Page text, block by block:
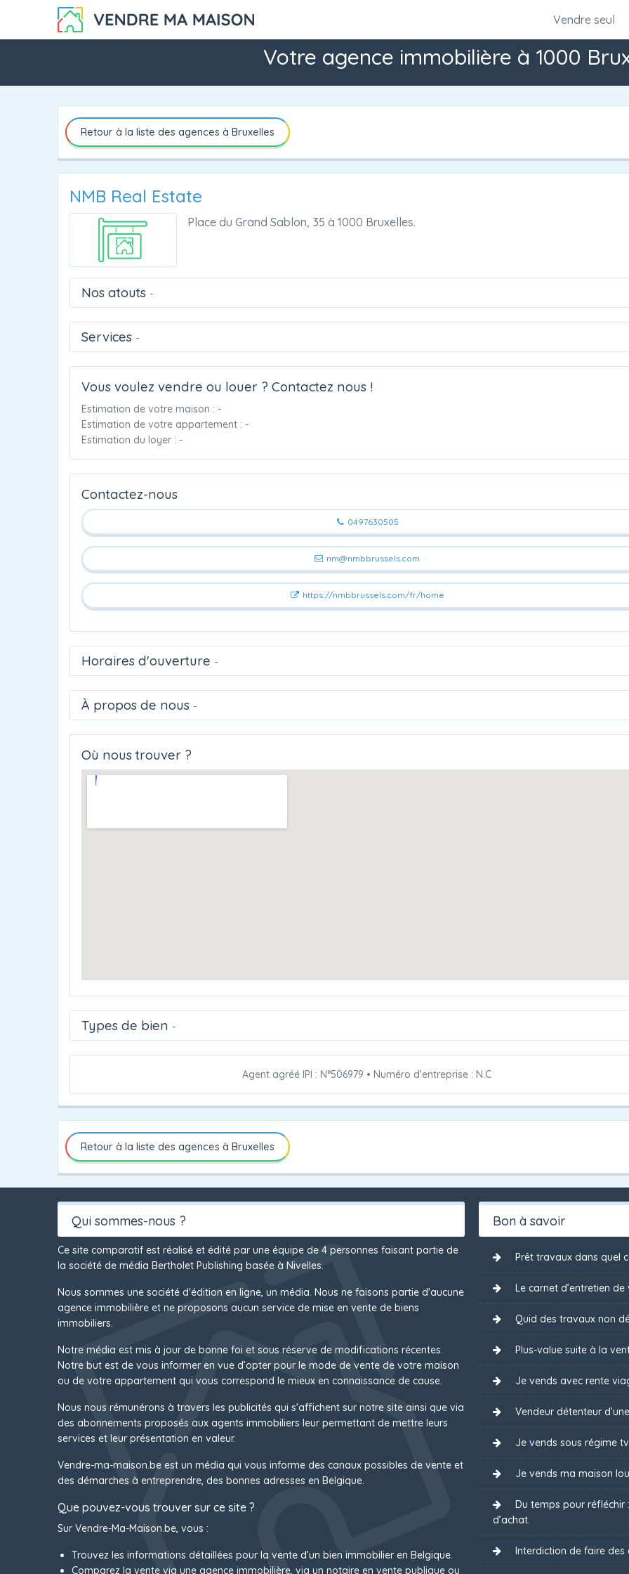
Vendre seul
Votre agence immobilière à 1000
Retour à la liste des agences à Bruxelles
NMB Real Estate
Place du Grand Sablon, 35 à 1000 Bruxelles.
Nos atouts -
Services -
Vous voulez vendre ou louer ? Contactez nous !
Estimation de votre maison : -
Estimation de votre appartement : -
Estimation du loyer : -
Contactez-nous
0497630505
nm@nmbbrussels.com
https://nmbbrussels.com/fr/home
Horaires d'ouverture -
À propos de nous -
Où nous trouver ?
Types de bien -
Agent agréé IPI : N°506979 • Numéro d'entreprise : N.C
Retour à la liste des agences à Bruxelles
Qui sommes-nous ?
Ce site comparatif est réalisé et édité par une équipe de 4 personnes faisant partie de
la société de média Bertholet Publishing basée à Nivelles.
Nous sommes une société d'édition en ligne, un média. Nous ne faisons partie d'aucune
agence immobilière et ne proposons aucun service de mise en vente de biens
immobiliers.
Notre média est mis à jour de bonne foi et sous réserve de modifications récentes.
Notre but est de vous informer en vue d’opter pour le mode de vente de votre maison
ou de votre appartement qui vous correspond le mieux en connaissance de cause.
Nous nous rémunérons à travers les publicités qui s'affichent sur notre site ainsi que via
des abonnements proposés aux agents immobiliers leur permettant de mettre leurs
services et leur présentation en valeur.
Vendre-ma-maison.be est un média qui vous informe des canaux possibles de vente et
des démarches à entreprendre, des bonnes adresses en Belgique.
Que pouvez-vous trouver sur ce site ?
Sur Vendre-Ma-Maison.be, vous :
Trouvez les informations détaillées pour la vente d’un bien immobilier en Belgique.
Comparez la vente via une agence immobilière, via un notaire en vente publique ou
Bon à savoir
Prêt travaux dans quel
Le carnet d’entretien
Quid des travaux non
Plus-value suite à la
Je vends avec rente
Vendeur détenteur
Je vends sous régime
Je vends ma maison
Du temps pour
d’achat.
Interdiction de faire des